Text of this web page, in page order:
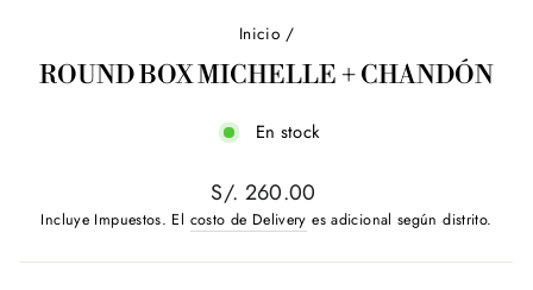
Inicio /
ROUND BOX MICHELLE + CHANDÓN
En stock
Precio
habitual
S/. 260.00
Incluye Impuestos. El costo de Delivery es adicional según distrito.